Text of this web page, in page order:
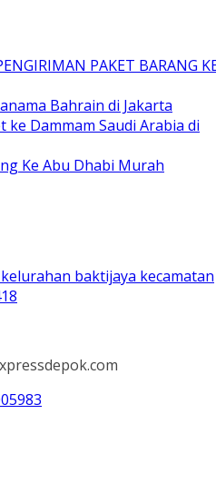
PAKET BARANG
Bahrain di Jakarta
ke Dammam Saudi Arabia di
Ke Abu Dhabi Murah
baktijaya kecamatan